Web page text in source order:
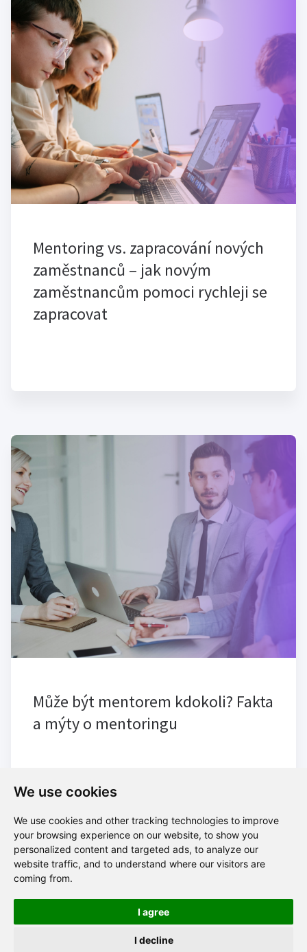
We use cookies
We use cookies and other tracking technologies to improve
your browsing experience on our website, to show you
personalized content and targeted ads, to analyze our
website traffic, and to understand where our visitors are
coming from.
I agree
I decline
Mentoring vs. zapracování nových
zaměstnanců – jak novým
zaměstnancům pomoci rychleji se
zapracovat
Může být mentorem kdokoli? Fakta
a mýty o mentoringu
Blog
Zásady ochrany osobních údajů